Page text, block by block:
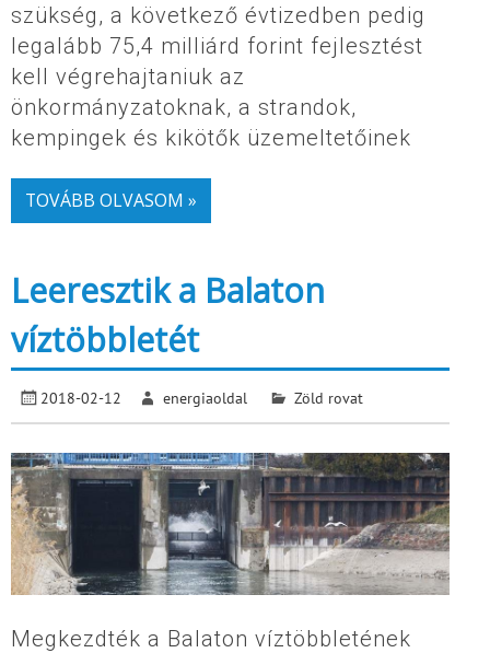
szükség, a következő évtizedben pedig
legalább 75,4 milliárd forint fejlesztést
kell végrehajtaniuk az
önkormányzatoknak, a strandok,
kempingek és kikötők üzemeltetőinek
TOVÁBB OLVASOM »
Leeresztik a Balaton
víztöbbletét
2018-02-12 energiaoldal Zöld rovat
Megkezdték a Balaton víztöbbletének